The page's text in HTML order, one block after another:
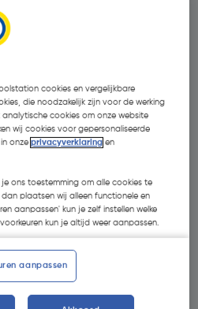
cookies en vergelijkbare
die noodzakelijk zijn voor de werking
cookies om onze website
wij cookies voor gepersonaliseerde
in onzeprivacyverklaring en
ons toestemming om alle cookies te
plaatsen wij alleen functionele en
aanpassen' kun je zelf instellen welke
kun je altijd weer aanpassen.
aanpassen